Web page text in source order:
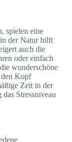
spielen eine
der Natur hilft
auch die
oder einfach
wunderschöne
den Kopf
Zeit in der
Stressniveau